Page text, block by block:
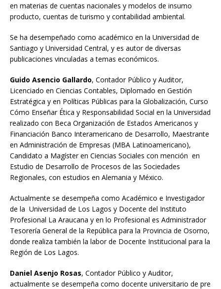
en materias de cuentas nacionales y modelos de insumo
producto, cuentas de turismo y contabilidad ambiental.
Se ha desempeñado como académico en la Universidad de
Santiago y Universidad Central, y es autor de diversas
publicaciones vinculadas a temas económicos.
Guido Asencio Gallardo, Contador Público y Auditor,
Licenciado en Ciencias Contables, Diplomado en Gestión
Estratégica y en Políticas Públicas para la Globalización, Curso
Cómo Enseñar Ética y Responsabilidad Social en la Universidad
realizado con Beca Organización de Estados Americanos y
Financiación Banco Interamericano de Desarrollo, Maestrante
en Administración de Empresas (MBA Latinoamericano),
Candidato a Magíster en Ciencias Sociales con mención en
Estudio de Desarrollo de Procesos de las Sociedades
Regionales, con estudios en Alemania y México.
Actualmente se desempeña como Académico e Investigador
de la Universidad de Los Lagos y Docente del Instituto
Profesional La Araucana y en lo Profesional es Administrador
Tesorería General de la República para la Provincia de Osorno,
donde realiza también la labor de Docente Institucional para la
Región de Los Lagos.
Daniel Asenjo Rosas, Contador Público y Auditor,
actualmente se desempeña como docente universitario de pre